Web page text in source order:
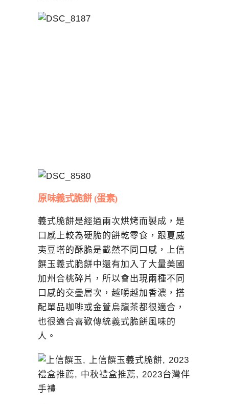
原味義式脆餅 (蛋素)
義式脆餅是經過兩次烘烤而製成，是
口感上較為硬脆的餅乾零食，跟夏威
夷豆塔的酥脆是截然不同口感，上信
饌玉義式脆餅中還有加入了大量美國
加州合桃碎片，所以會出現兩種不同
口感的交疊層次，越嚼越加香濃，搭
配單品咖啡或金萱烏龍茶都很適合，
也很適合喜歡傳統義式脆餅風味的
人。